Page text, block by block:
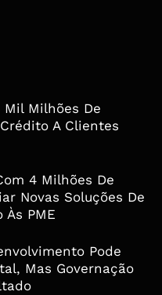
Mil Milhões De
A Clientes
4 Milhões De
Novas Soluções De
PME
Pode
Mas Governação